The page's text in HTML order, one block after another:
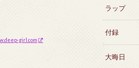
girl.com
ラップ
付録
大晦日